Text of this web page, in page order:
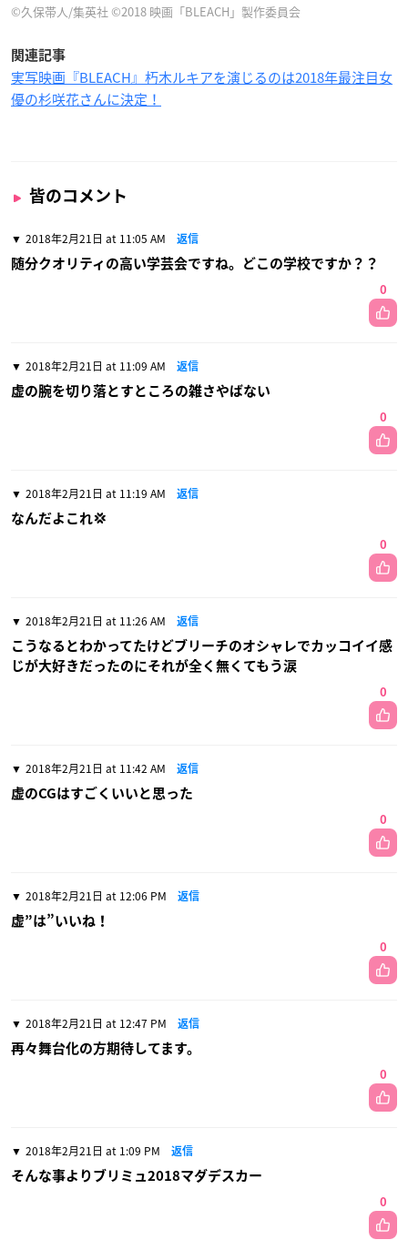
©久保帯人/集英社 ©2018 映画「BLEACH」製作委員会
関連記事
実写映画『BLEACH』朽木ルキアを演じるのは2018年最注目女
優の杉咲花さんに決定！
皆のコメント
2018年2月21日 at 11:05 AM 返信
随分クオリティの高い学芸会ですね。どこの学校ですか？？
0
2018年2月21日 at 11:09 AM 返信
虚の腕を切り落とすところの雑さやばない
0
2018年2月21日 at 11:19 AM 返信
なんだよこれ💢
0
2018年2月21日 at 11:26 AM 返信
こうなるとわかってたけどブリーチのオシャレでカッコイイ感
じが大好きだったのにそれが全く無くてもう涙
0
2018年2月21日 at 11:42 AM 返信
虚のCGはすごくいいと思った
0
2018年2月21日 at 12:06 PM 返信
虚”は”いいね！
0
2018年2月21日 at 12:47 PM 返信
再々舞台化の方期待してます。
0
2018年2月21日 at 1:09 PM 返信
そんな事よりブリミュ2018マダデスカー
0